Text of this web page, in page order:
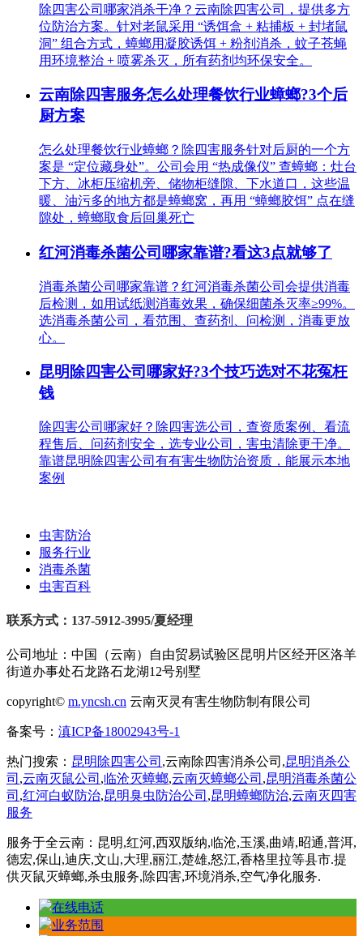
除四害公司哪家消杀干净？云南除四害公司，提供多方
位防治方案。针对老鼠采用 “诱饵盒 + 粘捕板 + 封堵鼠
洞” 组合方式，蟑螂用凝胶诱饵 + 粉剂消杀，蚊子苍蝇
用环境整治 + 喷雾杀灭，所有药剂均环保安全。
云南除四害服务怎么处理餐饮行业蟑螂?3个后
厨方案
怎么处理餐饮行业蟑螂？除四害服务针对后厨的一个方
案是 “定位藏身处”。公司会用 “热成像仪” 查蟑螂：灶台
下方、冰柜压缩机旁、储物柜缝隙、下水道口，这些温
暖、油污多的地方都是蟑螂窝，再用 “蟑螂胶饵” 点在缝
隙处，蟑螂取食后回巢死亡
红河消毒杀菌公司哪家靠谱?看这3点就够了
消毒杀菌公司哪家靠谱？红河消毒杀菌公司会提供消毒
后检测，如用试纸测消毒效果，确保细菌杀灭率≥99%。
选消毒杀菌公司，看范围、查药剂、问检测，消毒更放
心。
昆明除四害公司哪家好?3个技巧选对不花冤枉
钱
除四害公司哪家好？除四害选公司，查资质案例、看流
程售后、问药剂安全，选专业公司，害虫清除更干净。
靠谱昆明除四害公司有有害生物防治资质，能展示本地
案例
虫害防治
服务行业
消毒杀菌
虫害百科
联系方式：137-5912-3995/夏经理
公司地址：中国（云南）自由贸易试验区昆明片区经开区洛羊
街道办事处石龙路石龙湖12号别墅
copyright© m.yncsh.cn 云南灭灵有害生物防制有限公司
备案号： 滇ICP备18002943号-1
热门搜索： 昆明除四害公司 ,云南除四害消杀公司,昆明消杀公
司 ,云南灭鼠公司 ,临沧灭蟑螂,云南灭蟑螂公司 ,昆明消毒杀菌公
司 ,红河白蚁防治,昆明臭虫防治公司 ,昆明蟑螂防治,云南灭四害
服务
服务于全云南：昆明,红河,西双版纳,临沧,玉溪,曲靖,昭通,普洱,
德宏,保山,迪庆,文山,大理,丽江,楚雄,怒江,香格里拉等县市.提
供灭鼠灭蟑螂,杀虫服务,除四害,环境消杀,空气净化服务.
在线电话
业务范围